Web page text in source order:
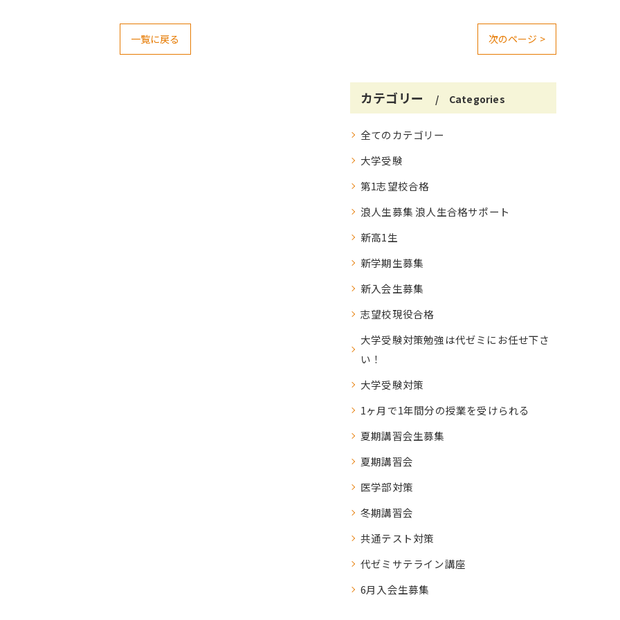
一覧に戻る 次のページ >
カテゴリー Categories
全てのカテゴリー
大学受験
第1志望校合格
浪人生募集 浪人生合格サポート
新高1生
新学期生募集
新入会生募集
志望校現役合格
大学受験対策勉強は代ゼミにお任せ下さ
い！
大学受験対策
1ヶ月で1年間分の授業を受けられる
夏期講習会生募集
夏期講習会
医学部対策
冬期講習会
共通テスト対策
代ゼミサテライン講座
6月入会生募集